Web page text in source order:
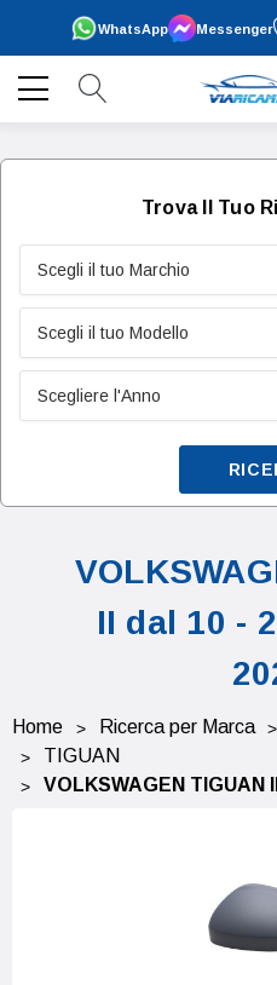
WhatsApp Messenger
Trova Il Tuo
II dal 10 -
Home Ricerca per Marca
TIGUAN
VOLKSWAGEN TIGUAN